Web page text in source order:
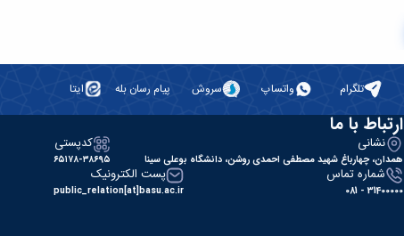
تلگرام واتساپ سروش پیام رسان بله ایتا
ارتباط با ما
نشانی
همدان، چهارباغ شهید مصطفی احمدی روشن، دانشگاه بوعلی سینا
کدپستی
۶۵۱۷۸-۳۸۶۹۵
شماره تماس
31400000 - 081
پست الکترونیک
public_relation[at]basu.ac.ir